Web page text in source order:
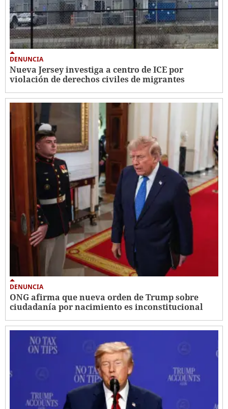
DENUNCIA
Nueva Jersey investiga a centro de ICE por
violación de derechos civiles de migrantes
DENUNCIA
ONG afirma que nueva orden de Trump sobre
ciudadanía por nacimiento es inconstitucional